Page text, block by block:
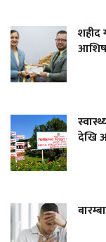
शहीद
आशिष
देखि